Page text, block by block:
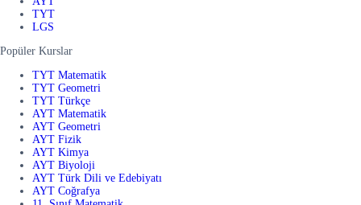
TYT
LGS
Popüler Kurslar
TYT Matematik
TYT Geometri
TYT Türkçe
AYT Matematik
AYT Geometri
AYT Fizik
AYT Kimya
AYT Biyoloji
AYT Türk Dili ve Edebiyatı
AYT Coğrafya